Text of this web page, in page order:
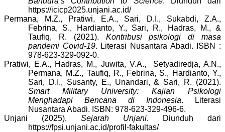
https://icicp2025.unjani.ac.id/
Permana, M.Z., Pratiwi, E.A., Sari, D.I., Sukabdi, Z.A.,
Febrina, S., Hardianto, Y., Sari, R., Hadras, M., &
Taufiq, R. (2021). Kontribusi psikologi di masa
pandemi Covid-19. Literasi Nusantara Abadi. ISBN :
978-623-329-092-0.
Pratiwi, E.A., Hadras, M., Juwita, V.A., Setyadiredja, A.N.,
Permana, M.Z., Taufiq, R., Febrina, S., Hardianto, Y.,
Sari, D.I., Susanty, E., Unandari, & Sari, R. (2021).
Smart Military University: Kajian Psikologi
Menghadapi Bencana di Indonesia. Literasi
Nusantara Abadi. ISBN: 978-623-329-496-6.
Unjani (2025). Sejarah Unjani. Diunduh dari
https://fpsi.unjani.ac.id/profil-fakultas/